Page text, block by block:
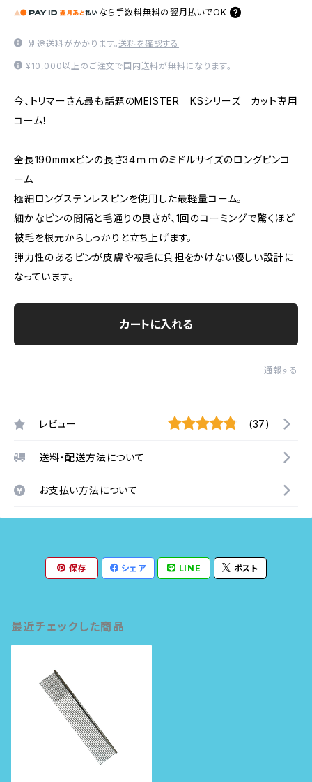
なら 手数料無料の 翌月払いでOK
別途送料がかかります。送料を確認する
¥10,000以上のご注文で国内送料が無料になります。
今、トリマーさん最も話題のMEISTER KSシリーズ カット専用
コーム！
全長190mm×ピンの長さ34ｍｍのミドルサイズのロングピンコ
ーム
極細ロングステンレスピンを使用した最軽量コーム。
細かなピンの間隔と毛通りの良さが、1回のコーミングで驚くほど
被毛を根元からしっかりと立ち上げます。
弾力性のあるピンが皮膚や被毛に負担をかけない優しい設計に
なっています。
カートに入れる
通報する
レビュー (37)
送料・配送方法について
お支払い方法について
保存 シェア LINE ポスト
最近チェックした商品